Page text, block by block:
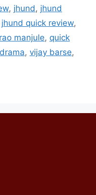
, jhund, jhund
jhund quick review,
manjule, quick
, vijay barse,